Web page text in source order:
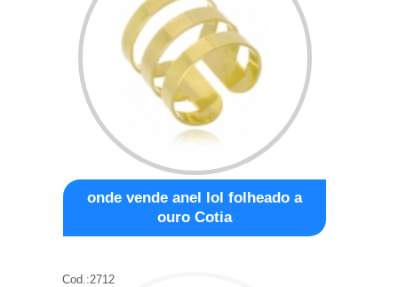
onde vende anel lol folheado a
ouro Cotia
Cod.:2712